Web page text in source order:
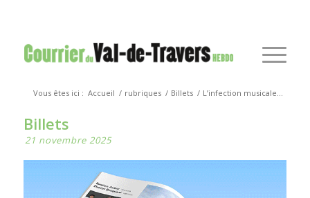
Vous êtes ici : Accueil / rubriques / Billets / L’infection musicale…
Billets
21 novembre 2025